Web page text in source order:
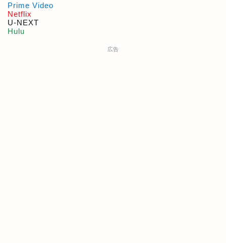
Prime Video
Netflix
U-NEXT
Hulu
広告